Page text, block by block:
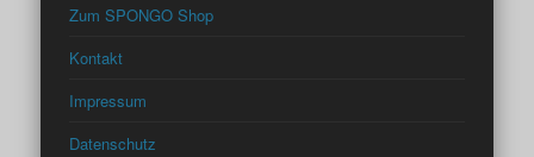
Zum SPONGO Shop
Kontakt
Impressum
Datenschutz